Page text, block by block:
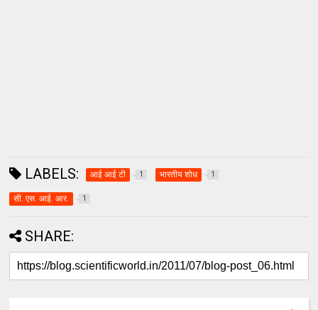
LABELS: आई आई टी 1 भारतीय शोध 1
सी. एस. आई. आर. 1
SHARE: